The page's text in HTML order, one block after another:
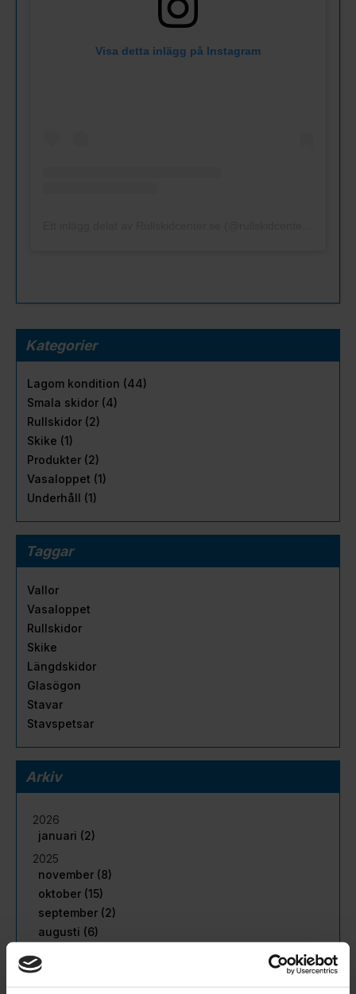
Visa detta inlägg på Instagram
Kategorier
Lagom kondition (44)
Smala skidor (4)
Rullskidor (2)
Skike (1)
Produkter (2)
Vasaloppet (1)
Underhåll (1)
Taggar
Vallor
Vasaloppet
Rullskidor
Skike
Längdskidor
Glasögon
Stavar
Stavspetsar
Arkiv
2026
januari (2)
2025
november (8)
oktober (15)
september (2)
augusti (6)
juni (11)
maj (16)